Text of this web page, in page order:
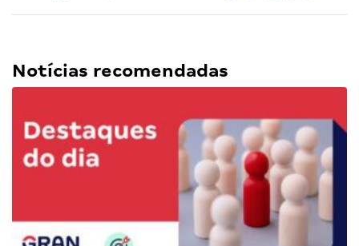
Notícias recomendadas